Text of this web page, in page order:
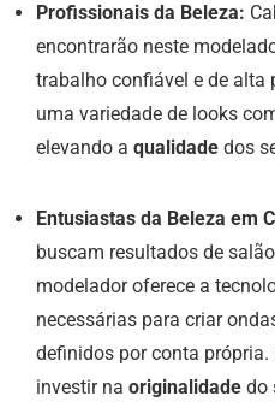
Profissionais da Beleza:
encontrarão neste
trabalho confiável e de alta
uma variedade de looks
elevando a qualidade dos
Entusiastas da Beleza em
buscam resultados de
modelador oferece a
necessárias para criar
definidos por conta própria.
investir na originalidade do